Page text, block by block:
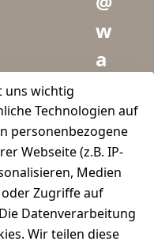
uns wichtig
Technologien auf
personenbezogene
Webseite (z.B. IP-
Medien
Zugriffe auf
Datenverarbeitung
Wir teilen diese
w
a
d
m
e
i
s